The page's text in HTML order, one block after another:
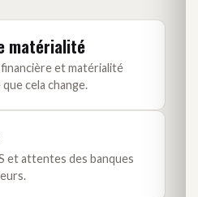
matérialité
et matérialité
cela change.
et attentes des banques